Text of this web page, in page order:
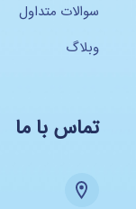
سوالات متداول
وبلاگ
تماس با ما